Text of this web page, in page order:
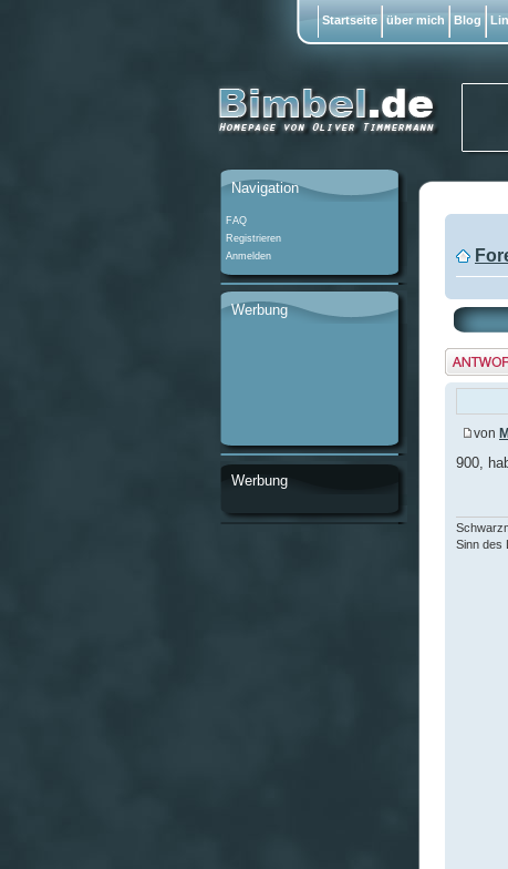
Antwort
von
900,
Sinn des
Navigation
FAQ
Registrieren
Anmelden
Werbung
Werbung
Startseite über mich Blog